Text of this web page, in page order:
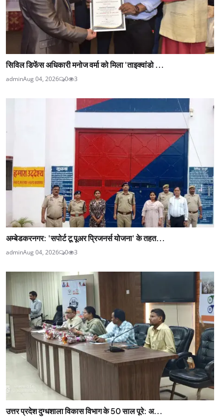
सिविल डिफेंस अधिकारी मनोज वर्मा को मिला 'ताइक्वांडो ...
adminAug 04, 2026 0 3
अम्बेडकरनगर: 'सपोर्ट टू पूअर प्रिजनर्स योजना' के तहत...
adminAug 04, 2026 0 3
उत्तर प्रदेश दुग्धशाला विकास विभाग के 50 साल पूरे: अ...